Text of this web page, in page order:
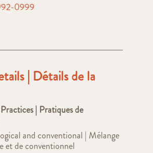
0999
| Détails de la
| Pratiques de
and conventional | Mélange
et de conventionnel